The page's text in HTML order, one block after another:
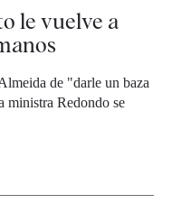
le vuelve a
de "darle un baza
ministra Redondo se